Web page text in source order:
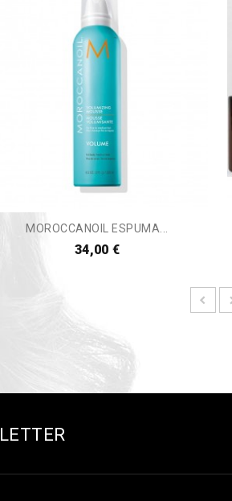
MOROCCANOIL ESPUMA...
34,00 €